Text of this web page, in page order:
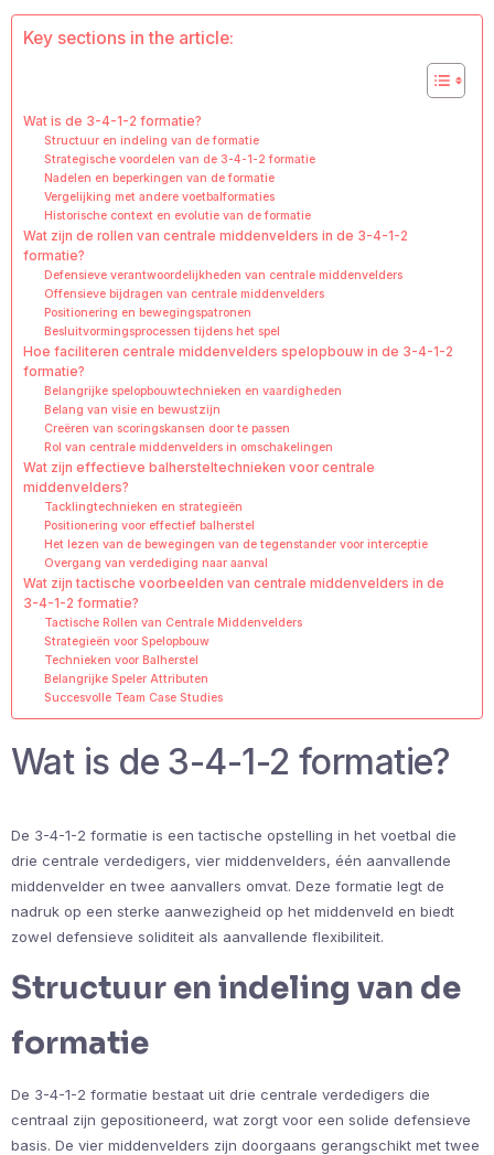
Key sections in the article:
Wat is de 3-4-1-2 formatie?
Structuur en indeling van de formatie
Strategische voordelen van de 3-4-1-2 formatie
Nadelen en beperkingen van de formatie
Vergelijking met andere voetbalformaties
Historische context en evolutie van de formatie
Wat zijn de rollen van centrale middenvelders in de 3-4-1-2
formatie?
Defensieve verantwoordelijkheden van centrale middenvelders
Offensieve bijdragen van centrale middenvelders
Positionering en bewegingspatronen
Besluitvormingsprocessen tijdens het spel
Hoe faciliteren centrale middenvelders spelopbouw in de 3-4-1-2
formatie?
Belangrijke spelopbouwtechnieken en vaardigheden
Belang van visie en bewustzijn
Creëren van scoringskansen door te passen
Rol van centrale middenvelders in omschakelingen
Wat zijn effectieve balhersteltechnieken voor centrale
middenvelders?
Tacklingtechnieken en strategieën
Positionering voor effectief balherstel
Het lezen van de bewegingen van de tegenstander voor interceptie
Overgang van verdediging naar aanval
Wat zijn tactische voorbeelden van centrale middenvelders in de
3-4-1-2 formatie?
Tactische Rollen van Centrale Middenvelders
Strategieën voor Spelopbouw
Technieken voor Balherstel
Belangrijke Speler Attributen
Succesvolle Team Case Studies
Wat is de 3-4-1-2 formatie?
De 3-4-1-2 formatie is een tactische opstelling in het voetbal die
drie centrale verdedigers, vier middenvelders, één aanvallende
middenvelder en twee aanvallers omvat. Deze formatie legt de
nadruk op een sterke aanwezigheid op het middenveld en biedt
zowel defensieve soliditeit als aanvallende flexibiliteit.
Structuur en indeling van de
formatie
De 3-4-1-2 formatie bestaat uit drie centrale verdedigers die
centraal zijn gepositioneerd, wat zorgt voor een solide defensieve
basis. De vier middenvelders zijn doorgaans gerangschikt met twee